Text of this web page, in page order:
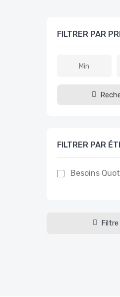
FILTRER PAR
FILTRER PAR
Besoins
Filtre